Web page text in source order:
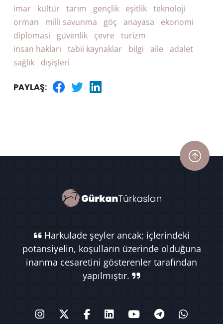
imar
kültür tarım gençlik eşitlik teknoloji
orman
milli savunma göç anayasa
ekonomi
diplomasi
güvenlik çevre
turizm
insan hakları
tabii kaynaklar bilgi aile
adalet
sağlık
dışişleri
PAYLAŞ:
Harkulade şeyler ancak; içlerindeki
potansiyelin, koşulların üzerinde olduğuna
inanma cesaretini gösterenler tarafından
yapılmıştır.